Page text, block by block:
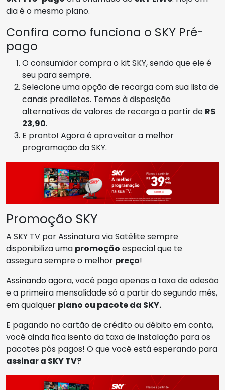
dia é o mesmo plano.
Confira como funciona o SKY Pré-
pago
O consumidor compra o kit SKY, sendo que ele é
seu para sempre.
Selecione uma opção de recarga com sua lista de
canais prediletos. Temos à disposição
alternativas de valores de recarga a partir de R$
23,90.
E pronto! Agora é aproveitar a melhor
programação da SKY.
Promoção SKY
A SKY TV por Assinatura via Satélite sempre
disponibiliza uma promoção especial que te
assegura sempre o melhor preço!
Assinando agora, você paga apenas a taxa de adesão
e a primeira mensalidade só a partir do segundo mês,
em qualquer plano ou pacote da SKY.
E pagando no cartão de crédito ou débito em conta,
você ainda fica isento da taxa de instalação para os
pacotes pós pagos! O que você está esperando para
assinar a SKY TV?